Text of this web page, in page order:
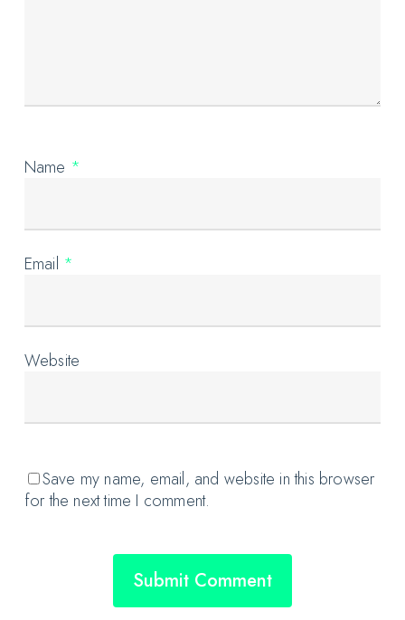
Name *
Email *
Website
Save my name, email, and website in this browser
for the next time I comment.